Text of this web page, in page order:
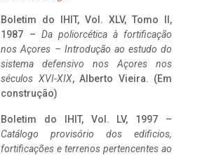
Boletim do IHIT, Vol. XLV, Tomo II,
1987 – Da poliorcética à fortificação
nos Açores – Introdução ao estudo do
sistema defensivo nos Açores nos
séculos XVI-XIX, Alberto Vieira. (Em
construção)
Boletim do IHIT, Vol. LV, 1997 –
Catálogo provisório dos edificios,
fortificações e terrenos pertencentes ao